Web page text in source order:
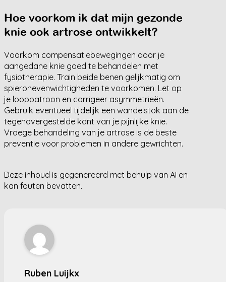
Hoe voorkom ik dat mijn gezonde
knie ook artrose ontwikkelt?
Voorkom compensatiebewegingen door je
aangedane knie goed te behandelen met
fysiotherapie. Train beide benen gelijkmatig om
spieronevenwichtigheden te voorkomen. Let op
je looppatroon en corrigeer asymmetrieën.
Gebruik eventueel tijdelijk een wandelstok aan de
tegenovergestelde kant van je pijnlijke knie.
Vroege behandeling van je artrose is de beste
preventie voor problemen in andere gewrichten.
Deze inhoud is gegenereerd met behulp van AI en
kan fouten bevatten.
Ruben Luijkx